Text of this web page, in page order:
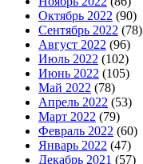
Октябрь 2022 (90)
Сентябрь 2022 (78)
Август 2022 (96)
Июль 2022 (102)
Июнь 2022 (105)
Май 2022 (78)
Апрель 2022 (53)
Март 2022 (79)
Февраль 2022 (60)
Январь 2022 (47)
Декабрь 2021 (57)